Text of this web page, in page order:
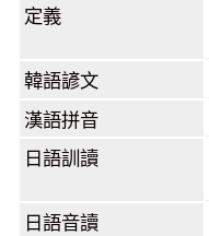
定義
韓語諺文
漢語拼音
日語訓讀
日語音讀